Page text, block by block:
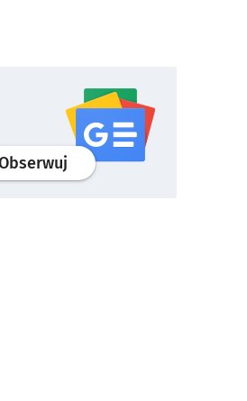
profilgoogle news